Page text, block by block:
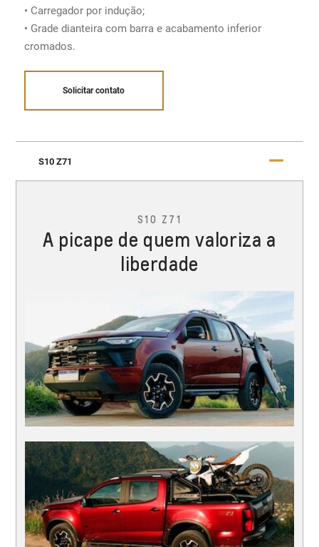
• Carregador por indução;
• Grade dianteira com barra e acabamento inferior
cromados.
Solicitar contato
S10 Z71
S10 Z71
A picape de quem valoriza a
liberdade